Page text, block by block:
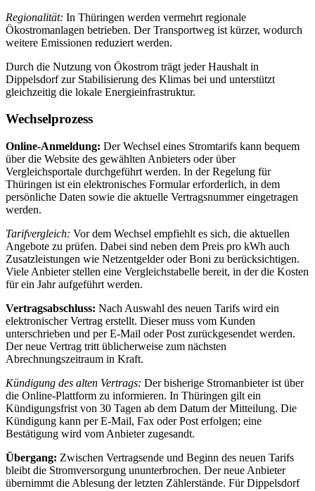
Regionalität: In Thüringen werden vermehrt regionale
Ökostromanlagen betrieben. Der Transportweg ist kürzer, wodurch
weitere Emissionen reduziert werden.
Durch die Nutzung von Ökostrom trägt jeder Haushalt in
Dippelsdorf zur Stabilisierung des Klimas bei und unterstützt
gleichzeitig die lokale Energieinfrastruktur.
Wechselprozess
Online-Anmeldung: Der Wechsel eines Stromtarifs kann bequem
über die Website des gewählten Anbieters oder über
Vergleichsportale durchgeführt werden. In der Regelung für
Thüringen ist ein elektronisches Formular erforderlich, in dem
persönliche Daten sowie die aktuelle Vertragsnummer eingetragen
werden.
Tarifvergleich: Vor dem Wechsel empfiehlt es sich, die aktuellen
Angebote zu prüfen. Dabei sind neben dem Preis pro kWh auch
Zusatzleistungen wie Netzentgelder oder Boni zu berücksichtigen.
Viele Anbieter stellen eine Vergleichstabelle bereit, in der die Kosten
für ein Jahr aufgeführt werden.
Vertragsabschluss: Nach Auswahl des neuen Tarifs wird ein
elektronischer Vertrag erstellt. Dieser muss vom Kunden
unterschrieben und per E‑Mail oder Post zurückgesendet werden.
Der neue Vertrag tritt üblicherweise zum nächsten
Abrechnungszeitraum in Kraft.
Kündigung des alten Vertrags: Der bisherige Stromanbieter ist über
die Online-Plattform zu informieren. In Thüringen gilt ein
Kündigungsfrist von 30 Tagen ab dem Datum der Mitteilung. Die
Kündigung kann per E‑Mail, Fax oder Post erfolgen; eine
Bestätigung wird vom Anbieter zugesandt.
Übergang: Zwischen Vertragsende und Beginn des neuen Tarifs
bleibt die Stromversorgung ununterbrochen. Der neue Anbieter
übernimmt die Ablesung der letzten Zählerstände. Für Dippelsdorf